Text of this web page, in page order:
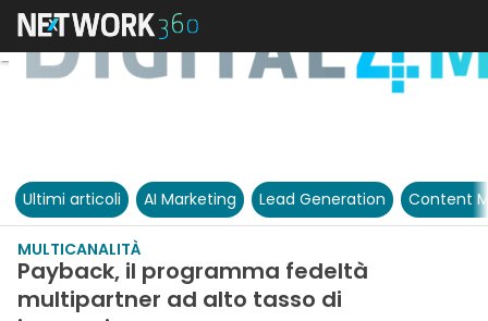
Ultimi articoli AI Marketing Lead Generation Content
MULTICANALITÀ
Payback, il programma fedeltà
multipartner ad alto tasso di